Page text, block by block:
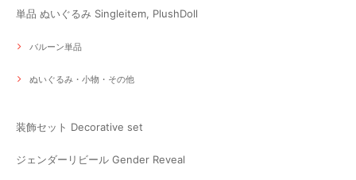
単品 ぬいぐるみ Singleitem, PlushDoll
バルーン単品
ぬいぐるみ・小物・その他
装飾セット Decorative set
ジェンダーリビール Gender Reveal